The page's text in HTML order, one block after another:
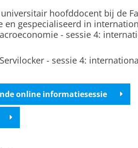
universitair hoofddocent bij de
en gespecialiseerd in
- sessie 4:
- sessie 4:
online informatiesessie